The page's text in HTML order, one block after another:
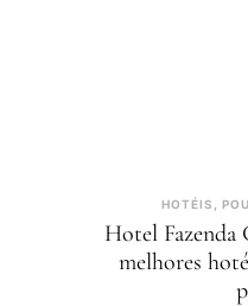
HOTÉIS,
Hotel Fazenda
melhores